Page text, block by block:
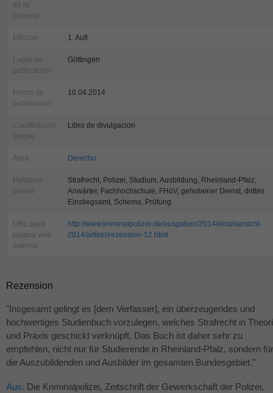
de la
cubierta
Edicion 1. Aufl.
Lugar de
publicacion
Göttingen
Fecha de
publicacion
10.04.2014
Clasificacion
simple
Libro de divulgacion
Area Derecho
Palabras
claves
Strafrecht, Polizei, Studium, Ausbildung, Rheinland-Pfalz,
Anwärter, Fachhochschule, FHöV, gehobener Dienst, drittes
Einstiegsamt, Schema, Prüfung
URL para
pagina web
externa
http://www.kriminalpolizei.de/ausgaben/2014/detailansicht-
2014/artikel/rezension-12.html
Rezension
"Insgesamt gelingt es [dem Verfasser], ein überzeugendes und
hochwertiges Studienbuch vorzulegen, welches Strafrecht in
und Praxis geschickt verknüpft. Das Buch ist daher sehr zu
empfehlen, nicht nur für Studierende in Rheinland-Pfalz, sondern für
die Auszubildenden und Ausbilder im gesamten Bundesgebiet."
Aus: Die Kriminalpolizei, Zeitschrift der Gewerkschaft der Polizei,